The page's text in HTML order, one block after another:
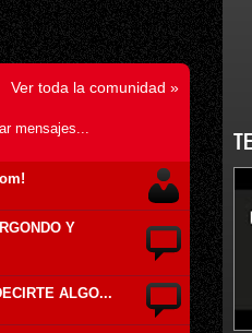
Ver toda la comunidad »
mensajes...
Y
ALGO...